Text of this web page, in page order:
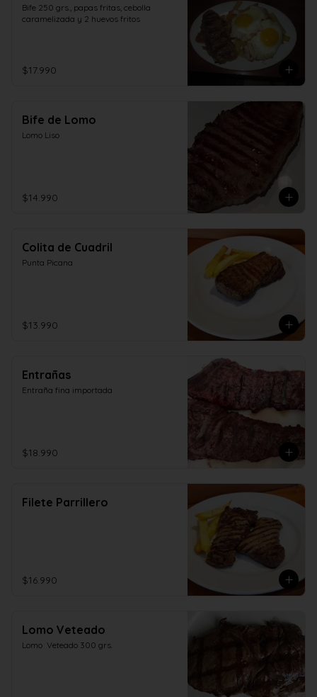
Bife 250 grs., papas fritas, cebolla
caramelizada y 2 huevos fritos
$17.990
Bife de Lomo
Lomo Liso
$14.990
Colita de Cuadril
Punta Picana
$13.990
Entrañas
Entraña fina importada
$18.990
Filete Parrillero
$16.990
Lomo Veteado
Lomo  Veteado 300 grs.